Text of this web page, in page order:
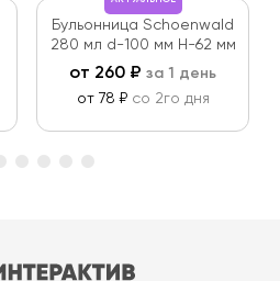
Бульонница Schoenwald
280 мл d-100 мм Н-62 мм
от 260 ₽ за 1 день
от 78 ₽ со 2го дня